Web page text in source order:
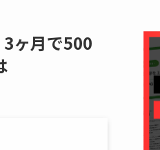
3ヶ月で500